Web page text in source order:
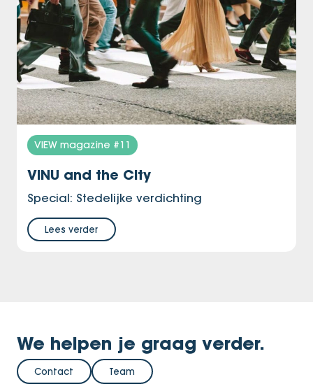
VIEW magazine #11
VINU and the City
Special: Stedelijke verdichting
Lees verder
We helpen je graag verder.
Contact Team